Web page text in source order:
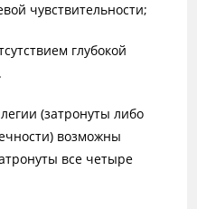
чувствительности;
глубокой
(затронуты либо
возможны
все четыре